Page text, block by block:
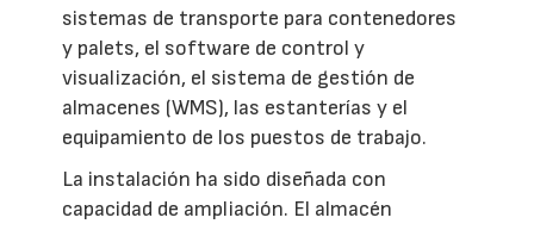
sistemas de transporte para contenedores
y palets, el software de control y
visualización, el sistema de gestión de
almacenes (WMS), las estanterías y el
equipamiento de los puestos de trabajo.
La instalación ha sido diseñada con
capacidad de ampliación. El almacén